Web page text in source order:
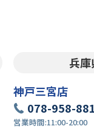
兵庫
神戸三宮店
078-958-
営業時間:11:00-20:00